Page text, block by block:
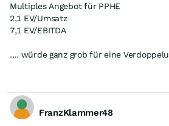
Multiples Angebot für PPHE
2,1 EV/Umsatz
7,1 EV/EBITDA
.... würde ganz grob für eine
FranzKlammer48